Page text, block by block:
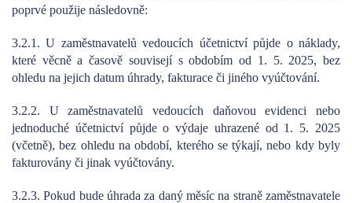
poprvé použije následovně:
3.2.1. U zaměstnavatelů vedoucích účetnictví půjde o náklady,
které věcně a časově souvisejí s obdobím od 1. 5. 2025, bez
ohledu na jejich datum úhrady, fakturace či jiného vyúčtování.
3.2.2. U zaměstnavatelů vedoucích daňovou evidenci nebo
jednoduché účetnictví půjde o výdaje uhrazené od 1. 5. 2025
(včetně), bez ohledu na období, kterého se týkají, nebo kdy byly
fakturovány či jinak vyúčtovány.
3.2.3. Pokud bude úhrada za daný měsíc na straně zaměstnavatele